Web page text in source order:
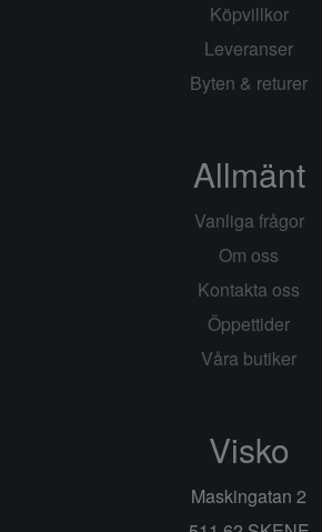
Köpvillkor
Leveranser
Byten & returer
Allmänt
Vanliga frågor
Om oss
Kontakta oss
Öppettider
Våra butiker
Visko
Maskingatan 2